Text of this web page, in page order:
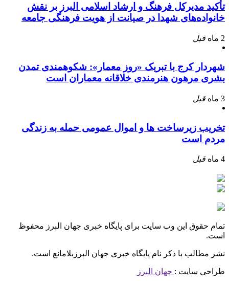
تأکید مدیرکل فرهنگ و ارشاد اسلامی البرز بر نقش
خانواده‌های شهدا در صیانت از هویت فرهنگی جامعه
2 ماه قبل
شهردار کرج با تبریک «روز معمار»: شکوهمندی تمدن
بشری مرهون هنرمندی خلاقانه معماران است
3 ماه قبل
تخریب زیرساخت ها و اموال عمومی حمله به زندگی
مردم است
4 ماه قبل
تمام حقوق این وب سایت برای پایگاه خبری جهان البرز محفوظ
است.
نشر مطالب با ذکر نام پایگاه خبری جهان البرزبلامانع است.
طراحی سایت : جهان البرز